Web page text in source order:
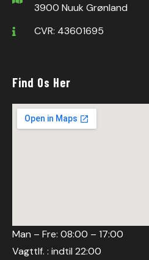
3900 Nuuk Grønland
CVR: 43601695
Find Os Her
Man – Fre: 08:00 – 17:00
Vagttlf. : indtil 22:00